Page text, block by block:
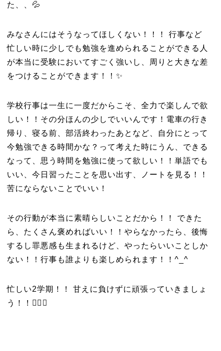
た、、💦
みなさんにはそうなってほしくない！！！ 行事など
忙しい時に少しでも勉強を進められることができる人
が本当に受験においてすごく強いし、周りと大きな差
をつけることができます！！✨
学校行事は一生に一度だからこそ、全力で楽しんで欲
しい！！その分ほんの少しでいいんです！電車の行き
帰り、寝る前、部活終わったあとなど、自分にとって
今勉強できる時間かな？って考えた時にうん、できる
なって、思う時間を勉強に使って欲しい！！単語でも
いい、今日習ったことを思い出す、ノートを見る！！
苦にならないことでいい！
その行動が本当に素晴らしいことだから！！ できた
ら、たくさん褒めればいい！！やらなかったら、後悔
するし罪悪感も生まれるけど、やったらいいことしか
ない！！行事も誰よりも楽しめられます！！^_^
忙しい2学期！！ 甘えに負けずに頑張っていきましょ
う！！✊🏻🔥